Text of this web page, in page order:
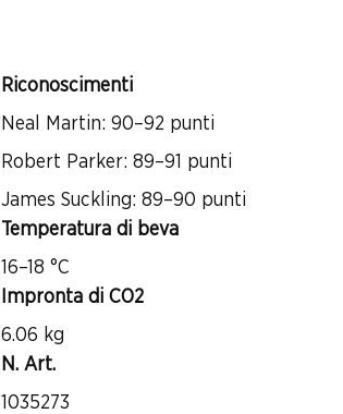
Riconoscimenti
Neal Martin: 90–92 punti
Robert Parker: 89–91 punti
James Suckling: 89–90 punti
Temperatura di beva
16–18 °C
Impronta di CO2
6.06 kg
N. Art.
1035273